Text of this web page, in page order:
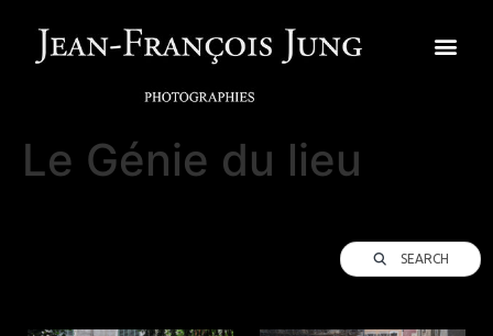
Le Génie du lieu
SEARCH